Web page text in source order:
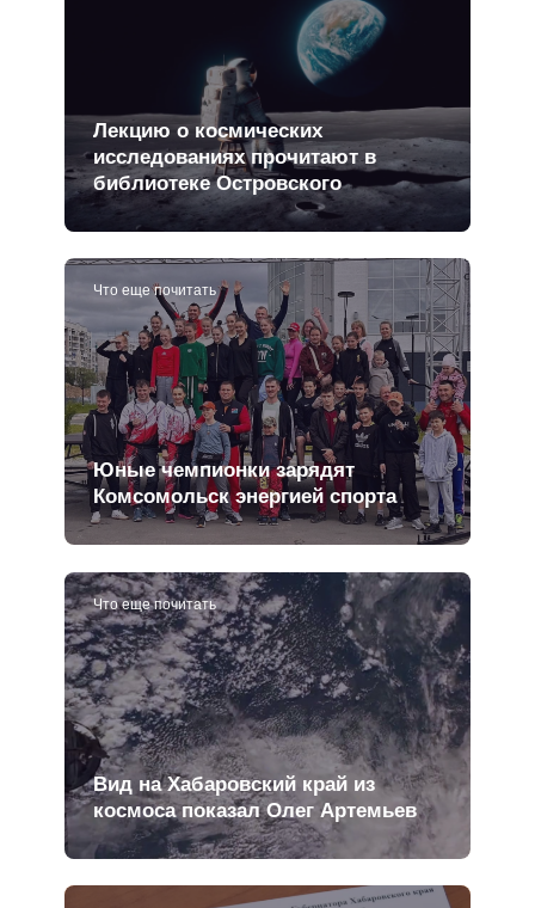
Лекцию о космических
исследованиях прочитают в
библиотеке Островского
Что еще почитать
Юные чемпионки зарядят
Комсомольск энергией спорта
Что еще почитать
Вид на Хабаровский край из
космоса показал Олег Артемьев